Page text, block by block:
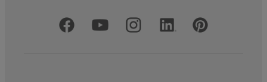
Comptes officiels réseaux sociaux